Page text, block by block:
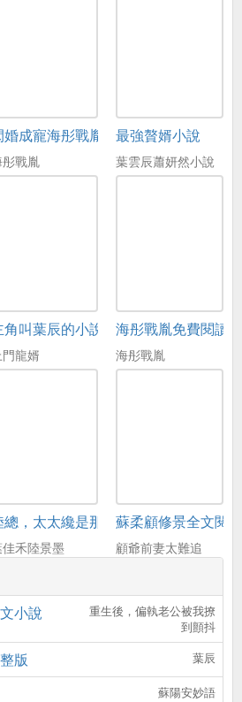
婚成寵海彤戰胤免費在線閱讀
戰胤
最強贅婿小說
葉雲辰蕭妍然小說
三千蘇迎夏）
角叫葉辰的小說
門龍婿
海彤戰胤免費閱讀
海彤戰胤
免費閱讀全文
總，太太纔是那晚的白月光葉佳禾陸
禾陸景墨
蘇柔顧修景全文閱讀
顧爺前妻太難追
小說
重生後，偏執老公被我撩
到顫抖
版 葉辰
蘇陽安妙語